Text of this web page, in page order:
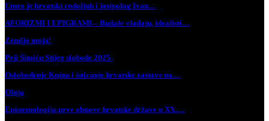
Umro je hrvatski rodoljub i josipolog Ivan…
AFORIZMI I EPIGRAMI – Budale vladaju, idealisti…
Zemljo moja!
Peji Šimiću Stijeg slobode 2025.
Oslobođenje Knina i isticanje hrvatske zastave na…
Oluja
Epistemologija prve obnove hrvatske države u XX.…